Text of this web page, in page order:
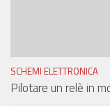
SCHEMI ELETTRONICA
Pilotare un relè in